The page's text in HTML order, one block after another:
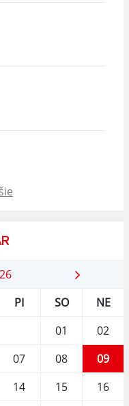
PI SO
NE
01
02
07 08
09
14 15
16